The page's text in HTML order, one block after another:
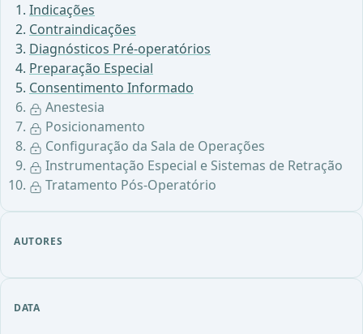
Indicações
Contraindicações
Diagnósticos Pré-operatórios
Preparação Especial
Consentimento Informado
Anestesia
Posicionamento
Configuração da Sala de Operações
Instrumentação Especial e Sistemas de Retração
Tratamento Pós-Operatório
AUTORES
DATA